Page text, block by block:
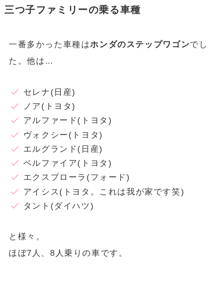
三つ子ファミリーの乗る車種
一番多かった車種はホンダのステップワゴンでし
た。他は…
セレナ(日産)
ノア(トヨタ)
アルファード(トヨタ)
ヴォクシー(トヨタ)
エルグランド(日産)
ベルファイア(トヨタ)
エクスプローラ(フォード)
アイシス(トヨタ。これは我が家です笑)
タント(ダイハツ)
と様々。
ほぼ7人、8人乗りの車です。